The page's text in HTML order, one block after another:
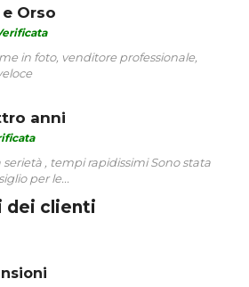
Orso
in foto, venditore professionale,
anni
, tempi rapidissimi Sono stata
per le...
dei clienti